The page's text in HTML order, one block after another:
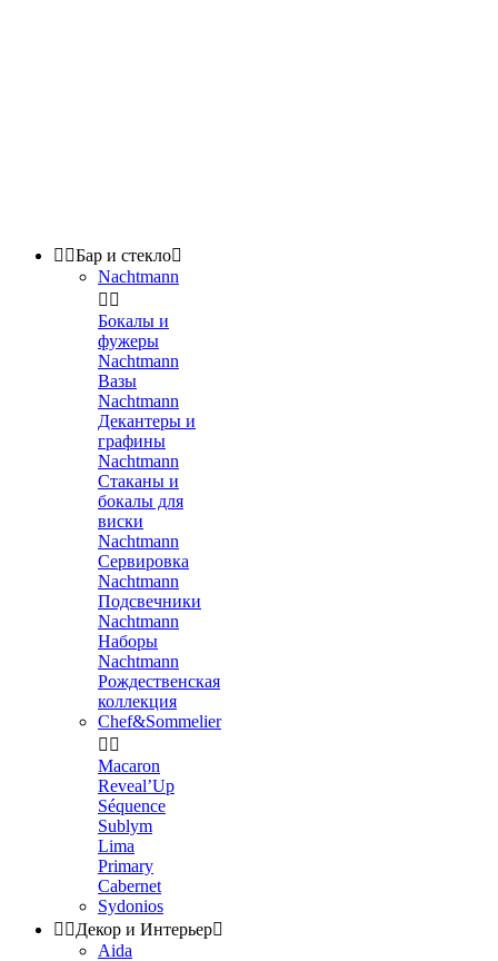
 Бар и стекло
Nachtmann
 
Бокалы и
фужеры
Nachtmann
Вазы
Nachtmann
Декантеры и
графины
Nachtmann
Стаканы и
бокалы для
виски
Nachtmann
Сервировка
Nachtmann
Подсвечники
Nachtmann
Наборы
Nachtmann
Рождественская
коллекция
Chef&Sommelier
 
Macaron
Reveal’Up
Séquence
Sublym
Lima
Primary
Cabernet
Sydonios
 Декор и Интерьер
Aida